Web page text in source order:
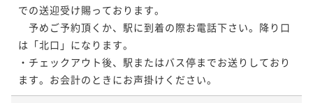
での送迎受け賜っております。
予めご予約頂くか、駅に到着の際お電話下さい。降り口
は「北口」になります。
・チェックアウト後、駅またはバス停までお送りしており
ます。お会計のときにお声掛けください。